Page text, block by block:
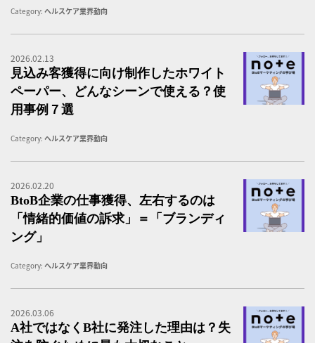
Category: ヘルスケア業界動向
2026.02.13
見込み客獲得に向け制作したホワイト
ペーパー、どんなシーンで使える？使
用事例７選
Category: ヘルスケア業界動向
2026.02.20
BtoB企業の仕事獲得、左右するのは
「情緒的価値の訴求」＝「ブランディ
ング」
Category: ヘルスケア業界動向
2026.03.06
A社ではなくB社に発注した理由は？失